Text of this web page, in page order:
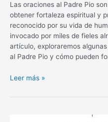
Las oraciones al Padre Pio
obtener fortaleza espiritual y
reconocido por su vida de
invocado por miles de fieles
artículo, exploraremos
al Padre Pio y cómo pueden
Oraciones
Padre
Leer más »